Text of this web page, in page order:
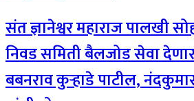
संत ज्ञानेश्वर महाराज पालखी
निवड समिती बैलजोड सेवा
बबनराव कुऱ्हाडे पाटील,